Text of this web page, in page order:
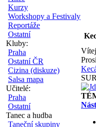
Kurzy
Workshopy a Festivaly
Reportáže
Ostatní
Kluby:
Praha
Ostatní ČR
Cizina (diskuze)
Salsa mapa
Učitelé:
Praha
Ostatní
Tanec a hudba
Taneční skupiny